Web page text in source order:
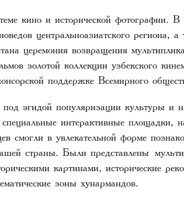
кино и исторической фотографии. В
центральноазиатского
церемония возвращения
золотой коллекции узбекского
поддержке Всемирного
эгидой популяризации культуры и
интерактивные площадки,
смогли в увлекательной форме
страны. Были представлены
картинами, исторические
зоны хунармандов.